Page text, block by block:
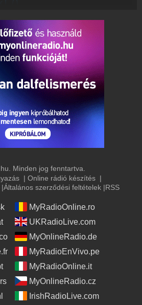
II. Pege Aladár nagybőgő-koncertje
Róbert Trió koncertje
koncertje
Tóth Sándor (szaxofon), Horányi
(dob)
Minden jog fenntartva.
| Online rádió készítés |
|Általános szerződési feltételek |RSS
MyRadioOnline.ro
UKRadioLive.com
MyOnlineRadio.de
MyRadioEnVivo.pe
MyRadioOnline.it
MyOnlineRadio.cz
IrishRadioLive.com